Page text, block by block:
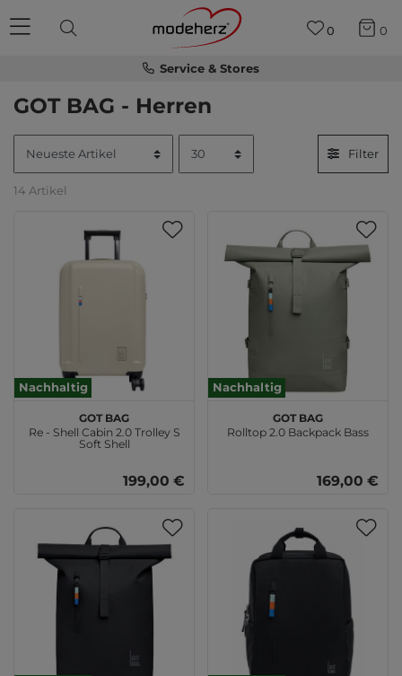
Service & Stores
0 0
GOT BAG - Herren
Filter
14 Artikel
Nachhaltig
GOT BAG
Re - Shell Cabin 2.0 Trolley S
Soft Shell
199,00 €
Nachhaltig
GOT BAG
Rolltop 2.0 Backpack Bass
169,00 €